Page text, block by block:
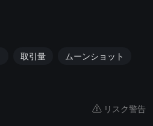
取引量
ムーンショット
リスク警告